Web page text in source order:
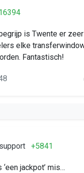
is Twente er
elke
Fantastisch!
+5841
jackpot’ mis…